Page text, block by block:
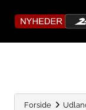
Forside